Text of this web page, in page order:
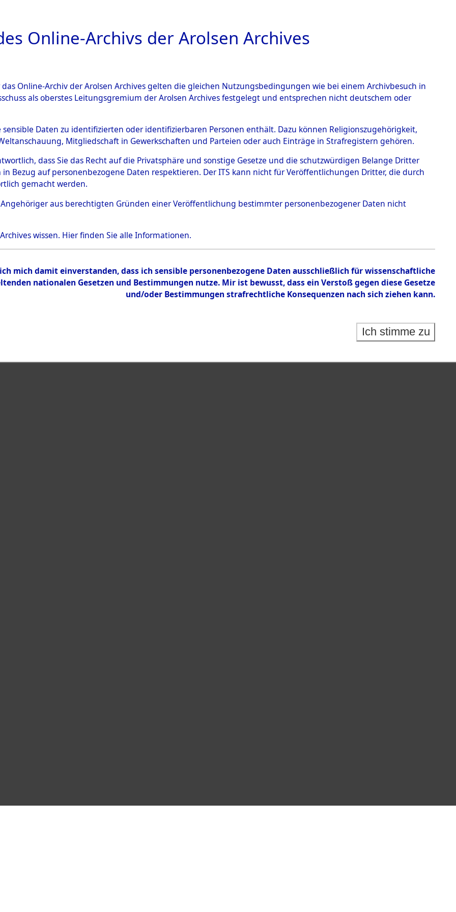
ARCHIVALE ÜBERSICHT BILD
0016 (108008960)
Person KROSNIAK, JAN
Bestand
Online-Archivs der Arolsen Archives
Online-Archiv der Arolsen Archives gelten die gleichen Nutzungsbedingungen wie bei einem Archivbesuch in
als oberstes Leitungsgremium der Arolsen Archives festgelegt und entsprechen nicht deutschem oder
sensible Daten zu identifizierten oder identifizierbaren Personen enthält. Dazu können Religionszugehörigkeit,
Mitgliedschaft in Gewerkschaften und Parteien oder auch Einträge in Strafregistern gehören.
dass Sie das Recht auf die Privatsphäre und sonstige Gesetze und die schutzwürdigen Belange Dritter
Bezug auf personenbezogene Daten respektieren. Der ITS kann nicht für Veröffentlichungen Dritter, die durch
gemacht werden.
Angehöriger aus berechtigten Gründen einer Veröffentlichung bestimmter personenbezogener Daten nicht
wissen. Hierfinden Sie alle Informationen.
mich damit einverstanden, dass ich sensible personenbezogene Daten ausschließlich für wissenschaftliche
nationalen Gesetzen und Bestimmungen nutze. Mir ist bewusst, dass ein Verstoß gegen diese Gesetze
und/oder Bestimmungen strafrechtliche Konsequenzen nach sich ziehen kann.
Ich stimme zu